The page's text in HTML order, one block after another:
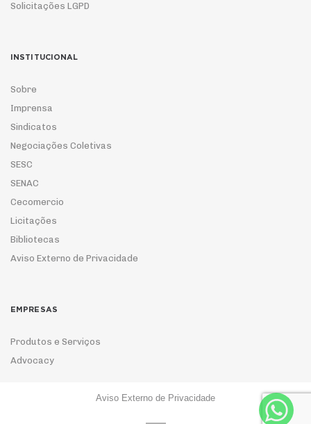
Solicitações LGPD
INSTITUCIONAL
Sobre
Imprensa
Sindicatos
Negociações Coletivas
SESC
SENAC
Cecomercio
Licitações
Bibliotecas
Aviso Externo de Privacidade
EMPRESAS
Produtos e Serviços
Advocacy
Aviso Externo de Privacidade